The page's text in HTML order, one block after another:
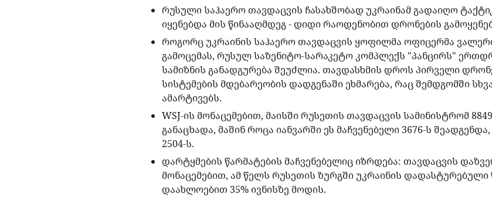
რუსული საჰაერო თავდაცვის ჩასახშობად უკრაინამ გადაიღო
იყენებდა მის წინააღმდეგ - დიდი რაოდენობით დრონების
როგორც უკრაინის საჰაერო თავდაცვის ყოფილმა ოფიცერმა
გამოცემას, რუსულ საზენიტო-სარაკეტო კომპლექს "პანცირს"
სამიზნის განადგურება შეუძლია. თავდასხმის დროს პირველი
სისტემების მდებარეობის დადგენაში ეხმარება, რაც შემდგომში
ამარტივებს.
WSJ-ის მონაცემებით, მაისში რუსეთის თავდაცვის სამინისტრომ
განაცხადა, მაშინ როცა იანვარში ეს მაჩვენებელი 3676-ს
2504-ს.
დარტყმების წარმატების მაჩვენებელიც იზრდება: თავდაცვის
მონაცემებით, ამ წელს რუსეთის ზურგში უკრაინის
დაახლოებით 35% ივნისზე მოდის.